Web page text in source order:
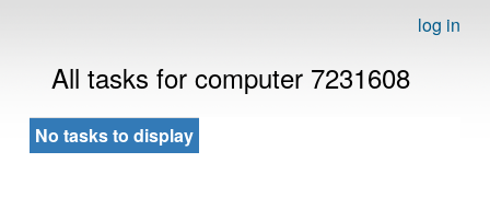
log in
All tasks for computer 7231608
No tasks to display